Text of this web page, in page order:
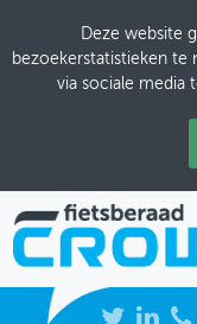
Deze website
bezoekerstatistieken
via sociale media